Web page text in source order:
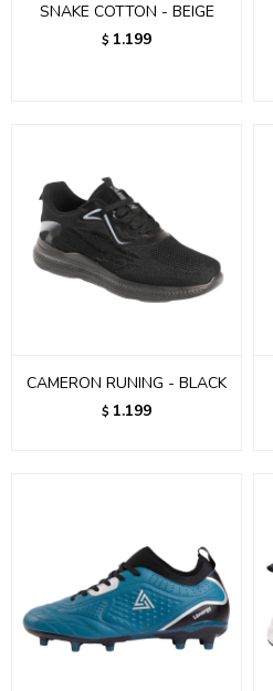
SNAKE COTTON - BEIGE
$ 1.199
CAMERON RUNING - BLACK
$ 1.199